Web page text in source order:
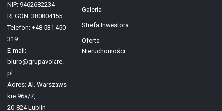
NIP: 9462682234
REGON: 380804155
Telefon: +48 531 450
319
E-mail:
biuro@grupavolare.
pl
Adres: Al. Warszaws
kie 96a/7,
20-824 Lublin
Galeria
Strefa Inwestora
Oferta
Nieruchomości